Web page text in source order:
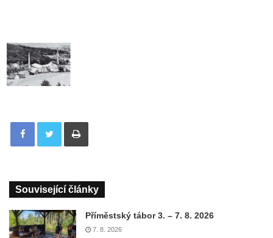
Tisknout
Související články
Příměstský tábor 3. – 7. 8. 2026
7. 8. 2026